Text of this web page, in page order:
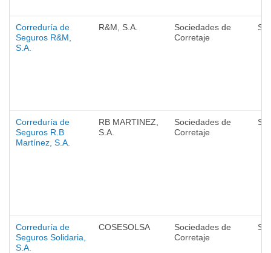
Correduría de
Seguros R&M,
S.A.
R&M, S.A.
Sociedades de
Corretaje
Correduría de
Seguros R.B
Martínez, S.A.
RB MARTINEZ,
S.A.
Sociedades de
Corretaje
Correduría de
Seguros Solidaria,
S.A.
COSESOLSA
Sociedades de
Corretaje